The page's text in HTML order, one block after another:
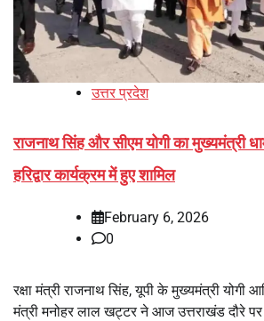
उत्तर प्रदेश
राजनाथ सिंह और सीएम योगी का मुख्यमंत्री
हरिद्वार कार्यक्रम में हुए शामिल
February 6, 2026
0
रक्षा मंत्री राजनाथ सिंह, यूपी के मुख्यमंत्री योगी
मंत्री मनोहर लाल खट्टर ने आज उत्तराखंड दौरे